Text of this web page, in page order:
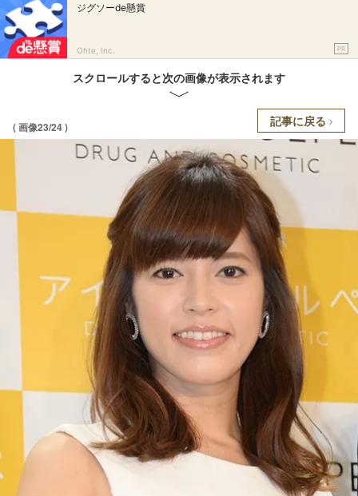
ジグソーde懸賞
Ohte, Inc. PR
スクロールすると次の画像が表示されます
( 画像23/24 ) 記事に戻る